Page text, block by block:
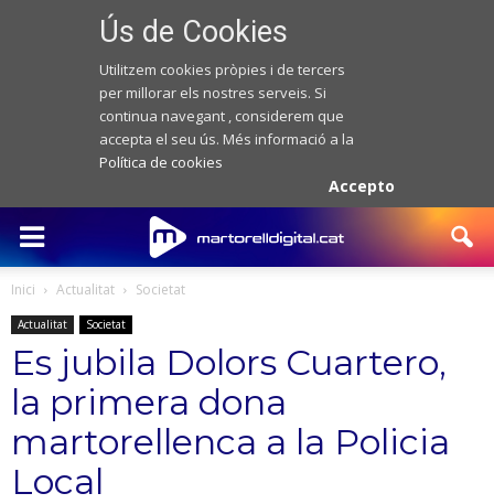
Ús de Cookies
Utilitzem cookies pròpies i de tercers
per millorar els nostres serveis. Si
continua navegant , considerem que
accepta el seu ús. Més informació a la
Política de cookies
Accepto
Inici Actualitat Societat
Actualitat Societat
Es jubila Dolors Cuartero,
la primera dona
martorellenca a la Policia
Local